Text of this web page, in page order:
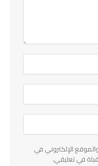
الإلكتروني في
في تعليقي.